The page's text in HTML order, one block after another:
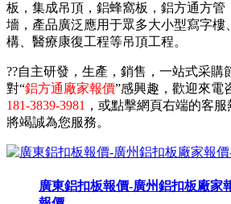
板，集成吊頂，鋁蜂窩板，鋁方通方管
墻，產品廣泛應用于眾多大小型寫字樓
構、醫療康復工程等吊頂工程。
??自主研發，生產，銷售，一站式采購
對“鋁方通廠家報價”感興趣，歡迎來電
181-3839-3981 ，或點擊網頁右端的客
將竭誠為您服務。
廣東鋁扣板報價-廣州鋁扣板廠家